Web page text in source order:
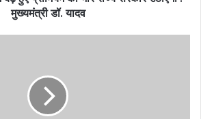
मुख्यमंत्री डॉ. यादव